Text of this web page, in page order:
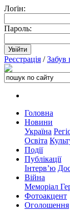
Лоґін:
Пароль:
Реєстрація /Забув
Головна
Новини
Україна
Освіта
Події
Публікації
Інтерв’ю
Війна
Меморіал
Фотоакцент
Оголошення